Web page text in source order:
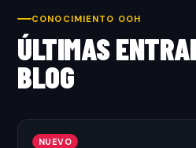
CONOCIMIENTO OOH
ÚLTIMAS
BLOG
NUEVO